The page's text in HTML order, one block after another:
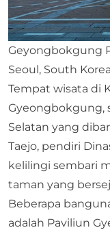
Geyongbokgung
Seoul, South
Tempat wisata di
Gyeongbokgung,
Selatan yang
Taejo, pendiri
kelilingi sembari
taman yang
Beberapa
adalah Paviliun